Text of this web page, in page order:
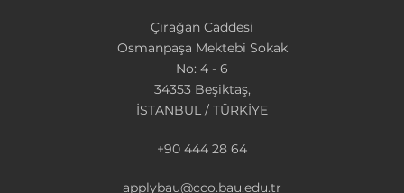
Çırağan Caddesi
Osmanpaşa Mektebi Sokak
No: 4 - 6
34353 Beşiktaş,
İSTANBUL / TÜRKİYE
+90 444 28 64
applybau@cco.bau.edu.tr